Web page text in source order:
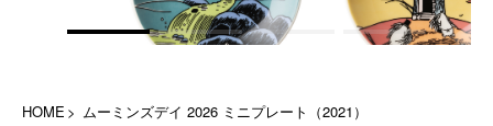
HOME ムーミンズデイ 2026 ミニプレート（2021）